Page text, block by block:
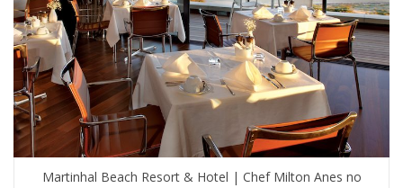
Martinhal Beach Resort & Hotel | Chef Milton Anes no